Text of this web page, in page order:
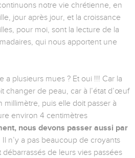
notre vie chrétienne, en
jour après jour, et la croissance
pour moi, sont la lecture de la
qui nous apportent une
a plusieurs mues ? Et oui !!! Car la
changer de peau, car à l’état d’œuf
puis elle doit passer à
environ 4 centimètres
nous devons passer aussi par
Il n’y a pas beaucoup de croyants
de leurs vies passées